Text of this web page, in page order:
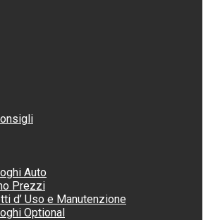
Auto
Prezzi
d’ Uso e Manutenzione
Optional